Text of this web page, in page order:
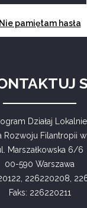
Nie pamiętam hasła
Działaj Lokalnie
Rozwoju Filantropii
Marszałkowska 6/6
00-590 Warszawa
226220208,
Faks: 226220211